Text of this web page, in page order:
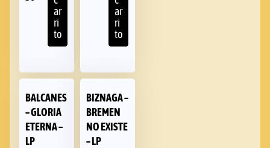
ar
ri
to
ar
ri
to
BALCANES
– GLORIA
ETERNA –
LP
BIZNAGA –
BREMEN
NO EXISTE
– LP